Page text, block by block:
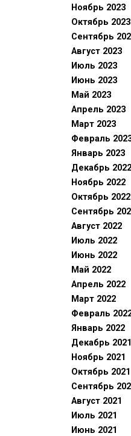
Ноябрь 2023
Октябрь 2023
Сентябрь
Август 2023
Июль 2023
Июнь 2023
Май 2023
Апрель 2023
Март 2023
Февраль
Январь 2023
Декабрь 2022
Ноябрь 2022
Октябрь 2022
Сентябрь
Август 2022
Июль 2022
Июнь 2022
Май 2022
Апрель 2022
Март 2022
Февраль
Январь 2022
Декабрь 2021
Ноябрь 2021
Октябрь 2021
Сентябрь
Август 2021
Июль 2021
Июнь 2021